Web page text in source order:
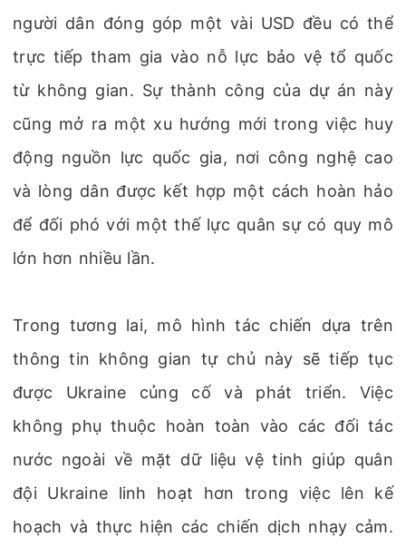
người dân đóng góp một vài USD đều có thể
trực tiếp tham gia vào nỗ lực bảo vệ tổ quốc
từ không gian. Sự thành công của dự án này
cũng mở ra một xu hướng mới trong việc huy
động nguồn lực quốc gia, nơi công nghệ cao
và lòng dân được kết hợp một cách hoàn hảo
để đối phó với một thế lực quân sự có quy mô
lớn hơn nhiều lần.
Trong tương lai, mô hình tác chiến dựa trên
thông tin không gian tự chủ này sẽ tiếp tục
được Ukraine củng cố và phát triển. Việc
không phụ thuộc hoàn toàn vào các đối tác
nước ngoài về mặt dữ liệu vệ tinh giúp quân
đội Ukraine linh hoạt hơn trong việc lên kế
hoạch và thực hiện các chiến dịch nhạy cảm.